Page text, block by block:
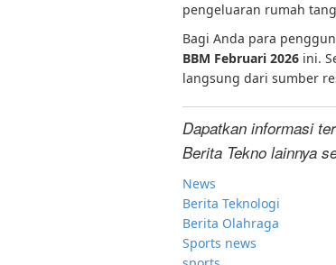
pengeluaran rumah
Bagi Anda para
BBM Februari 2026 ini.
langsung dari sumber
Dapatkan informasi
Berita Tekno lainnya
News
Berita Teknologi
Berita Olahraga
Sports news